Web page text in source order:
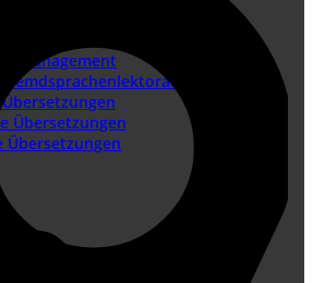
Fremdsprachenlektorat
Übersetzungen
Übersetzungen
Übersetzungen